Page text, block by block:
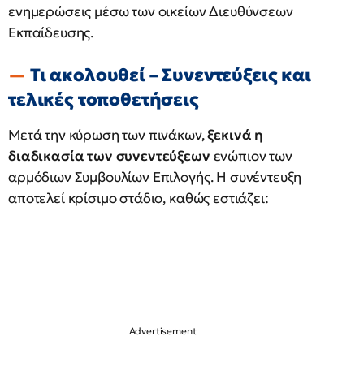
ενημερώσεις μέσω των οικείων Διευθύνσεων
Εκπαίδευσης.
Τι ακολουθεί – Συνεντεύξεις και
τελικές τοποθετήσεις
Μετά την κύρωση των πινάκων,ξεκινά η
διαδικασία των συνεντεύξεων ενώπιον των
αρμόδιων Συμβουλίων Επιλογής. Η συνέντευξη
αποτελεί κρίσιμο στάδιο, καθώς εστιάζει: